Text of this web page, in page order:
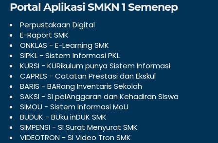
Portal Aplikasi SMKN 1 Semenep
Perpustakaan Digital
E-Raport SMK
ONKLAS - E-Learning SMK
SIPKL - Sistem Informasi PKL
KURSI - KURikulum punya Sistem Informasi
CAPRES - Catatan Prestasi dan Ekskul
BARIS - BARang Inventaris Sekolah
SAKSI - SI pelAnggaran dan Kehadiran SIswa
SIMOU - Sistem Informasi MoU
BUDUK - BUku inDUK SMK
SIMPENSI - SI Surat Menyurat SMK
VIDEOTRON - SI Video Tron SMK